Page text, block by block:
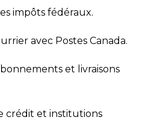
impôts fédéraux.
avec Postes Canada.
et livraisons
crédit et institutions